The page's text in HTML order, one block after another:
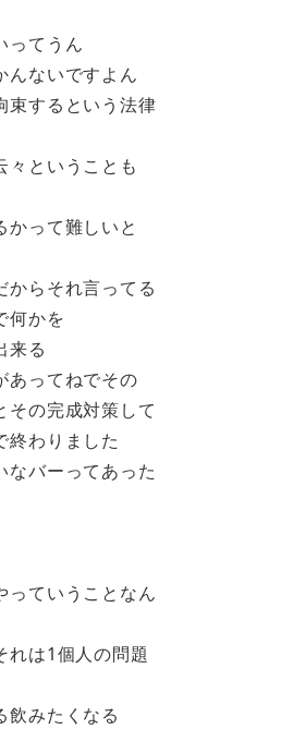
ってうん
んないですよん
束するという法律
々ということも
かって難しいと
からそれ言ってる
何かを
来る
あってねでその
その完成対策して
終わりました
なバーってあった
っていうことなん
れは1個人の問題
飲みたくなる